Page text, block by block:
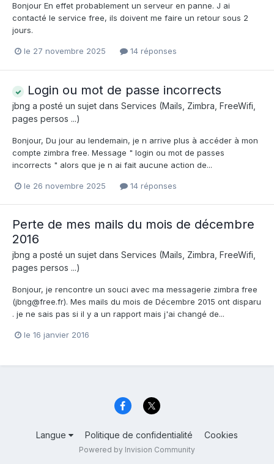
Bonjour En effet probablement un serveur en panne. J ai
contacté le service free, ils doivent me faire un retour sous 2
jours.
le 27 novembre 2025 14 réponses
Login ou mot de passe incorrects
jbng a posté un sujet dans Services (Mails, Zimbra, FreeWifi,
pages persos ...)
Bonjour, Du jour au lendemain, je n arrive plus à accéder à mon
compte zimbra free. Message " login ou mot de passes
incorrects " alors que je n ai fait aucune action de...
le 26 novembre 2025 14 réponses
Perte de mes mails du mois de décembre
2016
jbng a posté un sujet dans Services (Mails, Zimbra, FreeWifi,
pages persos ...)
Bonjour, je rencontre un souci avec ma messagerie zimbra free
(jbng@free.fr). Mes mails du mois de Décembre 2015 ont disparu
. je ne sais pas si il y a un rapport mais j'ai changé de...
le 16 janvier 2016
Langue Politique de confidentialité Cookies
Powered by Invision Community